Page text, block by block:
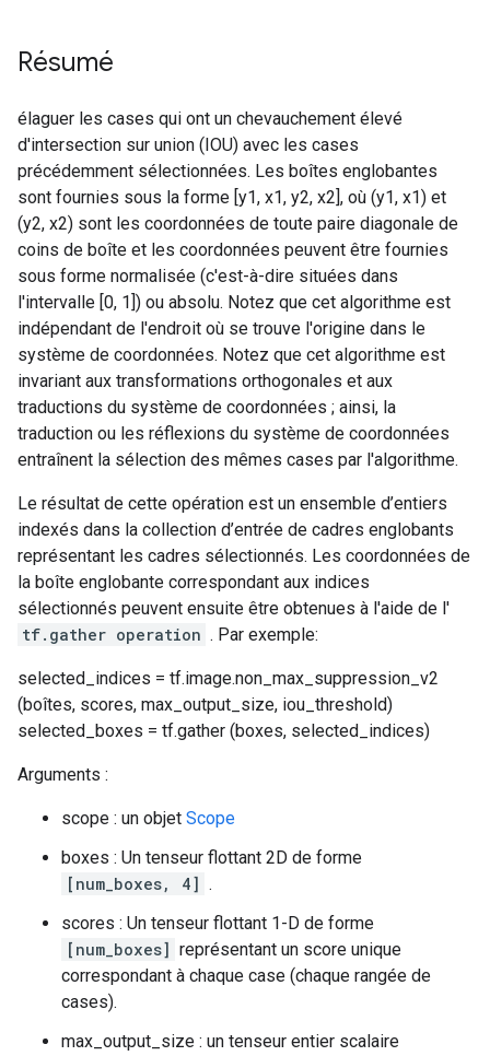
Résumé
élaguer les cases qui ont un chevauchement élevé
d'intersection sur union (IOU) avec les cases
précédemment sélectionnées. Les boîtes englobantes
sont fournies sous la forme [y1, x1, y2, x2], où (y1, x1) et
(y2, x2) sont les coordonnées de toute paire diagonale de
coins de boîte et les coordonnées peuvent être fournies
sous forme normalisée (c'est-à-dire situées dans
l'intervalle [0, 1]) ou absolu. Notez que cet algorithme est
indépendant de l'endroit où se trouve l'origine dans le
système de coordonnées. Notez que cet algorithme est
invariant aux transformations orthogonales et aux
traductions du système de coordonnées ; ainsi, la
traduction ou les réflexions du système de coordonnées
entraînent la sélection des mêmes cases par l'algorithme.
Le résultat de cette opération est un ensemble d’entiers
indexés dans la collection d’entrée de cadres englobants
représentant les cadres sélectionnés. Les coordonnées de
la boîte englobante correspondant aux indices
sélectionnés peuvent ensuite être obtenues à l'aide de l'
tf.gather operation . Par exemple:
selected_indices = tf.image.non_max_suppression_v2
(boîtes, scores, max_output_size, iou_threshold)
selected_boxes = tf.gather (boxes, selected_indices)
Arguments :
scope : un objet Scope
boxes : Un tenseur flottant 2D de forme
[num_boxes, 4] .
scores : Un tenseur flottant 1-D de forme
[num_boxes] représentant un score unique
correspondant à chaque case (chaque rangée de
cases).
max_output_size : un tenseur entier scalaire